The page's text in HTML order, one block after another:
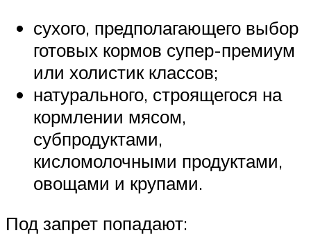
сухого, предполагающего выбор
готовых кормов супер-премиум
или холистик классов;
натурального, строящегося на
кормлении мясом,
субпродуктами,
кисломолочными продуктами,
овощами и крупами.
Под запрет попадают: